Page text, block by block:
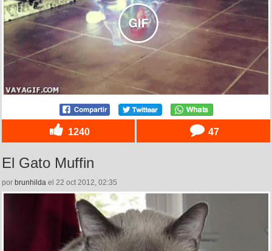
1240 47
El Gato Muffin
por brunhilda el 22 oct 2012, 02:35